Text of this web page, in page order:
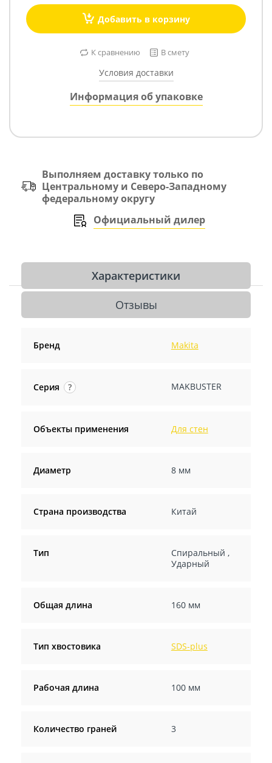
Добавить в корзину
К сравнению В смету
Условия доставки
Информация об упаковке
Выполняем доставку только по
Центральному и Северо-Западному
федеральному округу
Официальный дилер
Характеристики
Отзывы
Бренд Makita
Серия ? MAKBUSTER
Объекты применения Для стен
Диаметр 8 мм
Страна производства Китай
Тип Спиральный ,
Ударный
Общая длина 160 мм
Тип хвостовика SDS-plus
Рабочая длина 100 мм
Количество граней 3